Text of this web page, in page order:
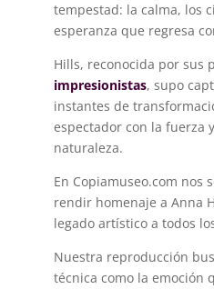
tempestad: la calma, los
esperanza que regresa
Hills, reconocida por sus
impresionistas, supo
instantes de
espectador con la fuerza
naturaleza.
En Copiamuseo.com nos
rendir homenaje a Anna
legado artístico a todos
Nuestra reproducción
técnica como la emoción